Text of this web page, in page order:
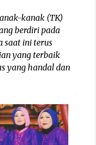
kanak (TK)
berdiri pada
saat ini terus
yang terbaik
yang handal dan